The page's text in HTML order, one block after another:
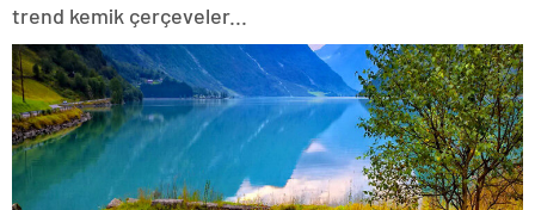
trend kemik çerçeveler...